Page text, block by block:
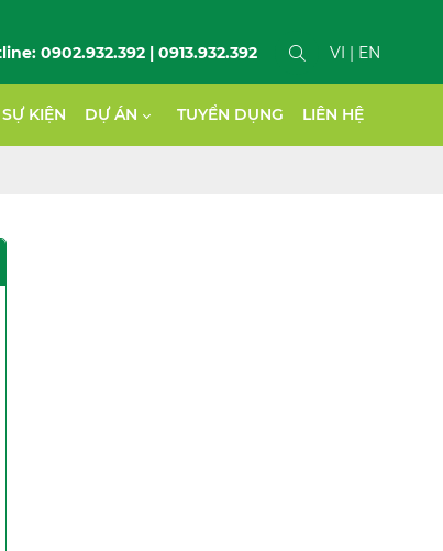
0902.932.392 | 0913.932.392 VI | EN
SỰ KIỆN DỰ ÁN TUYỂN DỤNG LIÊN HỆ